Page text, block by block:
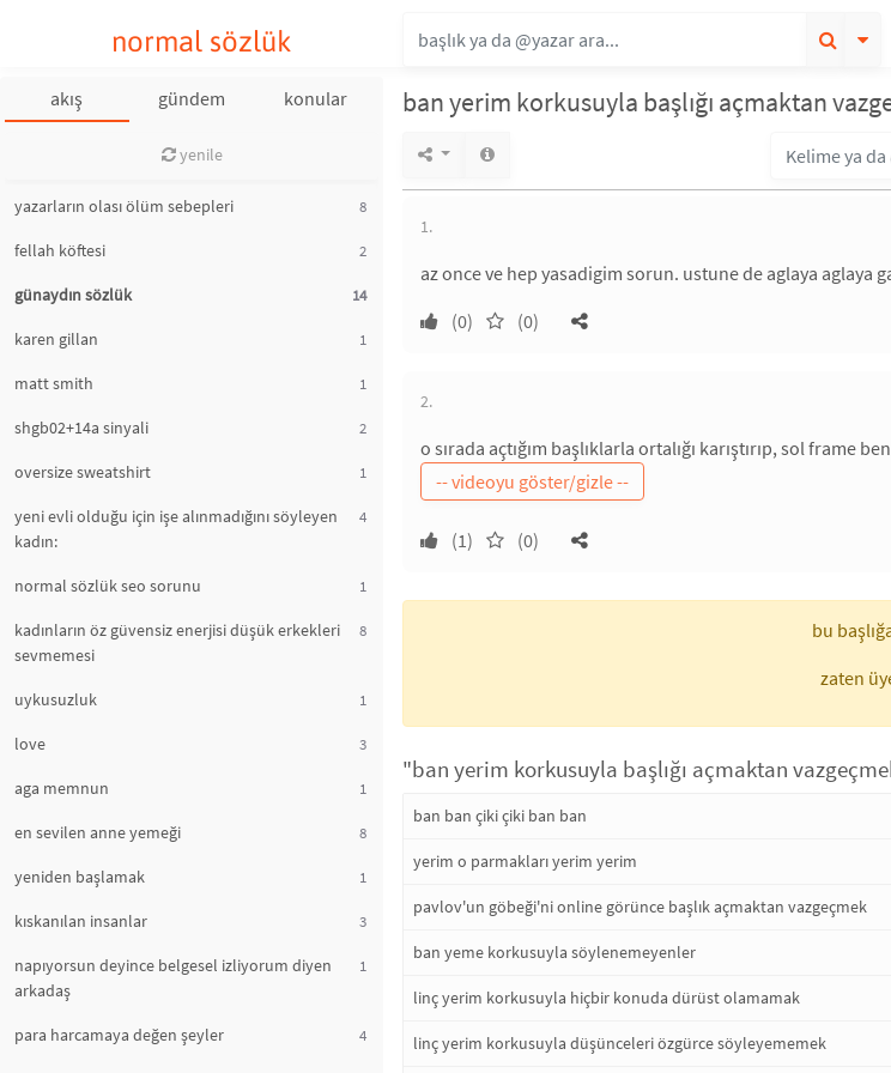
normal sözlük
akış gündem konular
yenile
yazarların olası ölüm sebepleri 8
fellah köftesi 2
günaydın sözlük 14
karen gillan 1
matt smith 1
shgb02+14a sinyali 2
oversize sweatshirt 1
yeni evli olduğu için işe alınmadığını söyleyen
kadın:
4
normal sözlük seo sorunu 1
kadınların öz güvensiz enerjisi düşük erkekleri
sevmemesi
8
uykusuzluk 1
love 3
aga memnun 1
en sevilen anne yemeği 8
yeniden başlamak 1
kıskanılan insanlar 3
napıyorsun deyince belgesel izliyorum diyen
arkadaş
1
para harcamaya değen şeyler 4
ban yerim korkusuyla başlığı açmaktan
1.
az once ve hep yasadigim sorun. ustune de aglaya aglaya
(0)
(0)
2.
o sırada açtığım başlıklarla ortalığı karıştırıp, sol frame
(1) (0)
bu
zaten
"ban yerim korkusuyla başlığı açmaktan
ban ban çiki çiki ban ban
yerim o parmakları yerim yerim
pavlov'un göbeği'ni online görünce başlık açmaktan vazgeçmek
ban yeme korkusuyla söylenemeyenler
linç yerim korkusuyla hiçbir konuda dürüst olamamak
linç yerim korkusuyla düşünceleri özgürce söyleyememek